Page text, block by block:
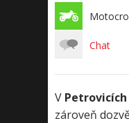
Chat
V
zároveň